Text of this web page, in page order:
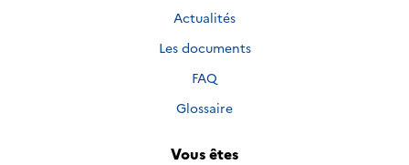
Actualités
Les documents
FAQ
Glossaire
Vous êtes